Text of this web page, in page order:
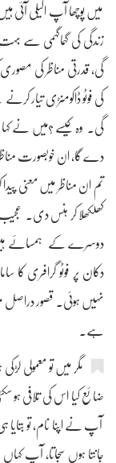
میں پوچھا آپ اکیلی آئی
زندگی کی گہماگہمی سے
گی، قدرتی مناظر کی
کی فوٹو ڈاکومنڑی تیار
گی۔ وہ کیسے ؟میں نے کہا
دے گا، ان خوبصورت
تم ان مناظر میں معنی
کھلکھلا کر ہنس دی۔
دوسرے کے ہمسائے ہیں
دکان پر فوٹو گرافری کا
نہیں ہوئی۔ قصور دراصل
ہے۔
‫‫مگر میں تو معمولی
ضائع کیا اس کی تلافی
آپ نے اپنا نام، تو بتایا
جانتا ہوں سجاتا، آپ